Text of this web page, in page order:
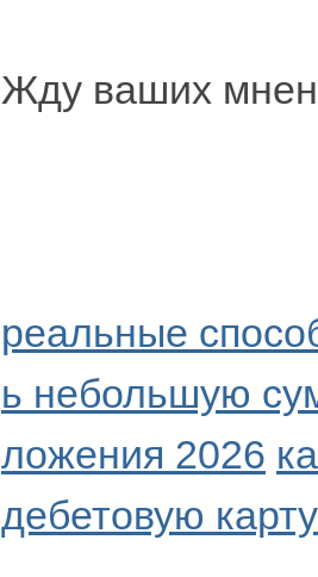
Жду ваших
реальные
ь небольшую
ложения 2026
дебетовую